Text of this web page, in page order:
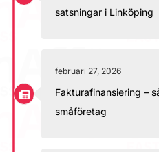
satsningar i Linköping
februari 27, 2026
Fakturafinansiering –
småföretag